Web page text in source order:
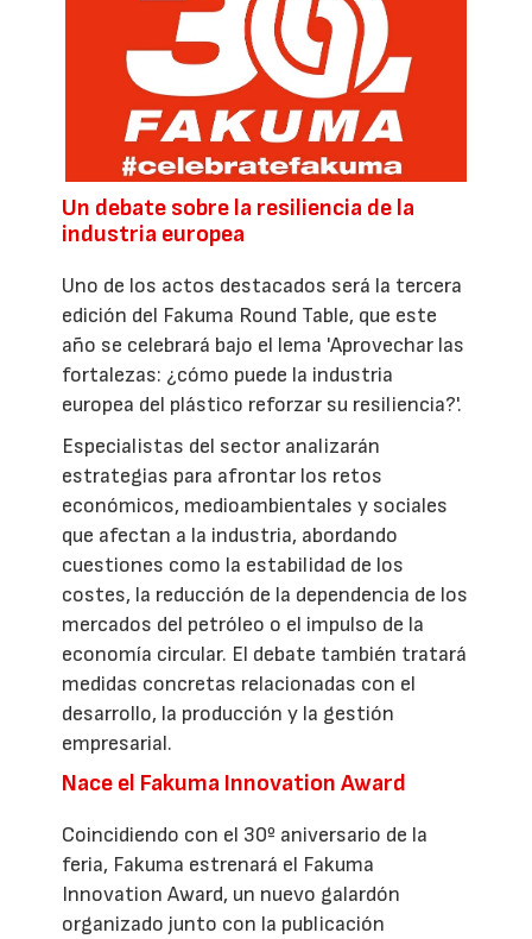
Un debate sobre la resiliencia de la
industria europea
Uno de los actos destacados será la tercera
edición del Fakuma Round Table, que este
año se celebrará bajo el lema 'Aprovechar las
fortalezas: ¿cómo puede la industria
europea del plástico reforzar su resiliencia?'.
Especialistas del sector analizarán
estrategias para afrontar los retos
económicos, medioambientales y sociales
que afectan a la industria, abordando
cuestiones como la estabilidad de los
costes, la reducción de la dependencia de los
mercados del petróleo o el impulso de la
economía circular. El debate también tratará
medidas concretas relacionadas con el
desarrollo, la producción y la gestión
empresarial.
Nace el Fakuma Innovation Award
Coincidiendo con el 30º aniversario de la
feria, Fakuma estrenará el Fakuma
Innovation Award, un nuevo galardón
organizado junto con la publicación